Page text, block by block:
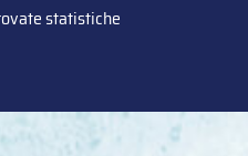
statistiche